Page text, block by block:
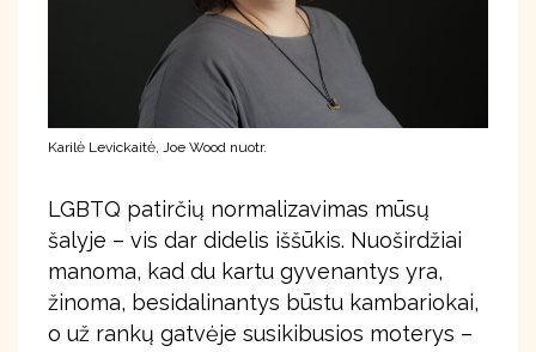
Karilė Levickaitė, Joe Wood nuotr.
LGBTQ patirčių normalizavimas mūsų
šalyje – vis dar didelis iššūkis. Nuoširdžiai
manoma, kad du kartu gyvenantys yra,
žinoma, besidalinantys būstu kambariokai,
o už rankų gatvėje susikibusios moterys –